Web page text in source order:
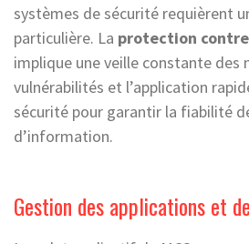
systèmes de sécurité requièrent
particulière. La protection
implique une veille constante des
vulnérabilités et l’application
sécurité pour garantir la fiabilité
d’information.
Gestion des applications et